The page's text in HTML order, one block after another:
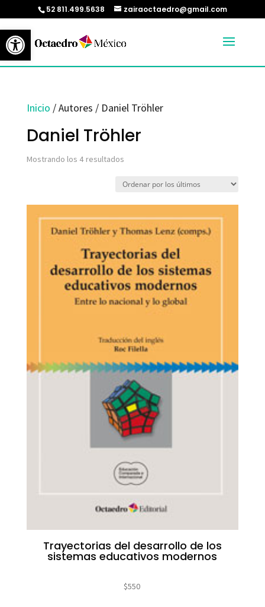
Abrir barra de herramientas
52 811.499.5638 zairaoctaedro@gmail.com
Inicio / Autores / Daniel Tröhler
Daniel Tröhler
Mostrando los 4 resultadosOrdenado
Trayectorias del desarrollo de los
sistemas educativos modernos
$550